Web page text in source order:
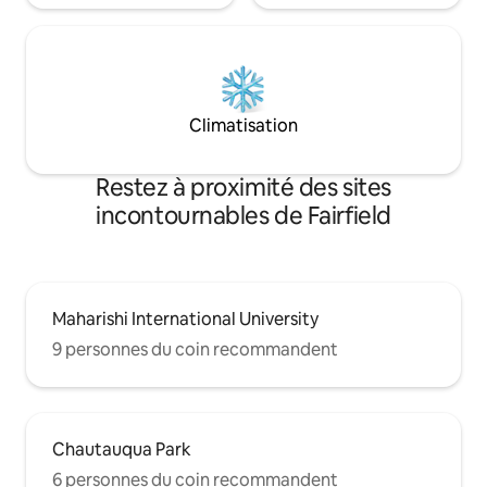
Climatisation
Restez à proximité des sites
incontournables de Fairfield
Maharishi International University
9 personnes du coin recommandent
Chautauqua Park
6 personnes du coin recommandent